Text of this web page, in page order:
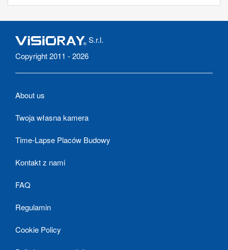
S.r.l.
Copyright 2011 - 2026
About us
Twoja własna kamera
Time-Lapse Placów Budowy
Kontakt z nami
FAQ
Regulamin
Cookie Policy